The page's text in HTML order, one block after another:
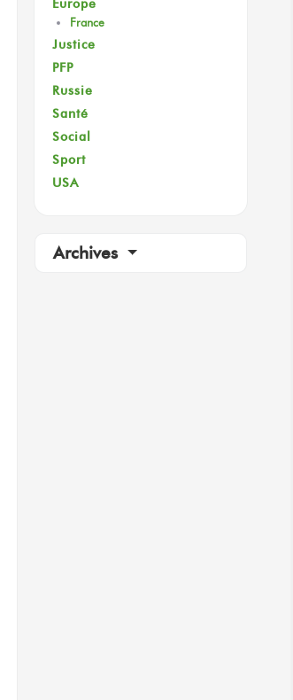
Europe
France
Justice
PFP
Russie
Santé
Social
Sport
USA
Archives